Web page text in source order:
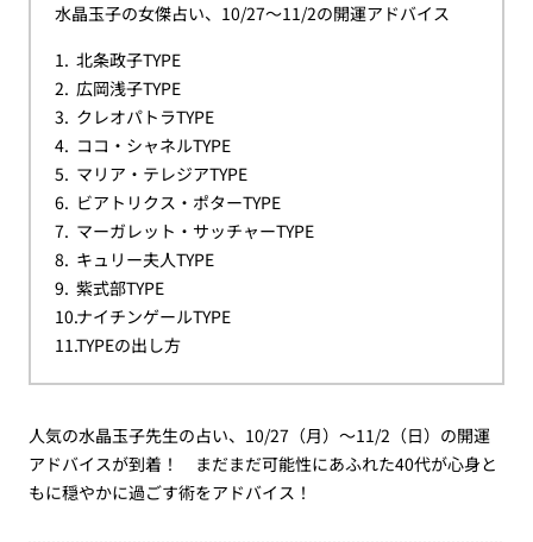
水晶玉子の女傑占い、10/27～11/2の開運アドバイス
北条政子TYPE
広岡浅子TYPE
クレオパトラTYPE
ココ・シャネルTYPE
マリア・テレジアTYPE
ビアトリクス・ポターTYPE
マーガレット・サッチャーTYPE
キュリー夫人TYPE
紫式部TYPE
ナイチンゲールTYPE
TYPEの出し方
人気の水晶玉子先生の占い、10/27（月）～11/2（日）の開運
アドバイスが到着！ まだまだ可能性にあふれた40代が心身と
もに穏やかに過ごす術をアドバイス！